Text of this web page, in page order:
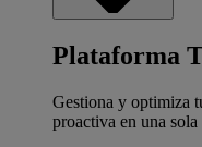
Plataforma
Gestiona y optimiza
proactiva en una